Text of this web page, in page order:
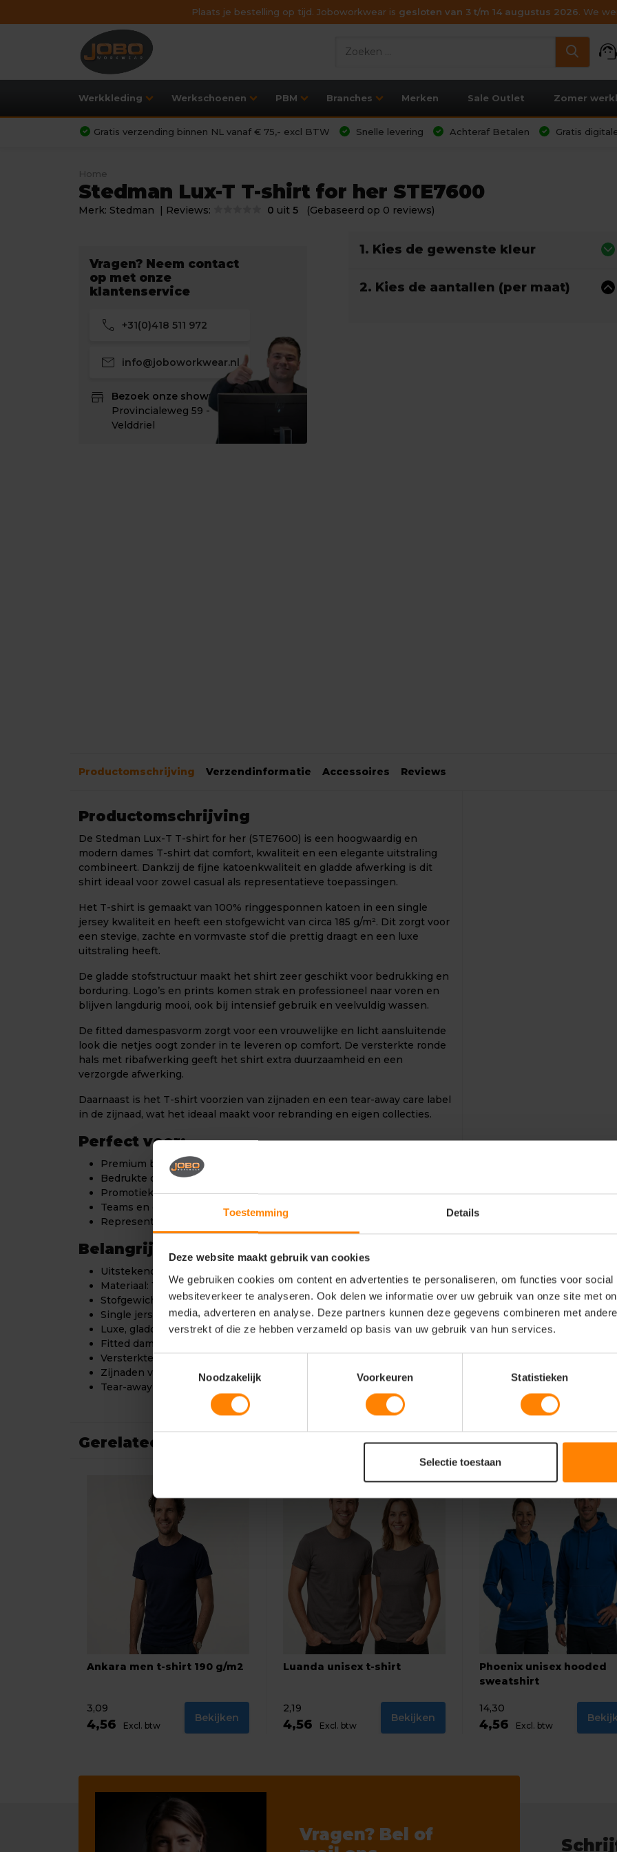
Toestemming Details
Deze website maakt gebruik van cookies
We gebruiken cookies om content en advertenties te personaliseren, om functies voor
websiteverkeer te analyseren. Ook delen we informatie over uw gebruik van onze site met
media, adverteren en analyse. Deze partners kunnen deze gegevens combineren met
verstrekt of die ze hebben verzameld op basis van uw gebruik van hun services.
Toestemmingsselectie
Noodzakelijk
Voorkeuren Statistieken
Selectie toestaan
Plaats je bestelling op tijd. Joboworkwear is gesloten van 3 t/m 14 augustus 2026. We
Werkkleding Werkschoenen PBM Branches Merken Sale Outlet Zomer
Gratis verzending binnen NL vanaf € 75,- excl BTW Snelle levering Achteraf Betalen Gratis
Home
Stedman Lux-T T-shirt for her STE7600
Merk: Stedman | Reviews: 0 uit 5 (Gebaseerd op 0 reviews)
Vragen? Neem contact
op met onze
klantenservice
call +31(0)418 511 972
mail info@joboworkwear.nl
store
Bezoek onze showroom:
Provincialeweg 59 -
Velddriel
1. Kies de gewenste kleur
2. Kies de aantallen (per maat)
Productomschrijving Verzendinformatie Accessoires Reviews
Productomschrijving
De Stedman Lux-T T-shirt for her (STE7600) is een hoogwaardig en
modern dames T-shirt dat comfort, kwaliteit en een elegante uitstraling
combineert. Dankzij de fijne katoenkwaliteit en gladde afwerking is dit
shirt ideaal voor zowel casual als representatieve toepassingen.
Het T-shirt is gemaakt van 100% ringgesponnen katoen in een single
jersey kwaliteit en heeft een stofgewicht van circa 185 g/m². Dit zorgt voor
een stevige, zachte en vormvaste stof die prettig draagt en een luxe
uitstraling heeft.
De gladde stofstructuur maakt het shirt zeer geschikt voor bedrukking en
borduring. Logo’s en prints komen strak en professioneel naar voren en
blijven langdurig mooi, ook bij intensief gebruik en veelvuldig wassen.
De fitted damespasvorm zorgt voor een vrouwelijke en licht aansluitende
look die netjes oogt zonder in te leveren op comfort. De versterkte ronde
hals met ribafwerking geeft het shirt extra duurzaamheid en een
verzorgde afwerking.
Daarnaast is het T-shirt voorzien van zijnaden en een tear-away care label
in de zijnaad, wat het ideaal maakt voor rebranding en eigen collecties.
Perfect voor:
Premium bedrijfskleding met logo
Bedrukte of geborduurde T-shirts
Promotiekleding en merchandise
Teams en evenementen
Representatieve en stijlvolle werkkleding
Belangrijkste kenmerken:
Uitstekend geschikt voor bedrukken en borduren
Materiaal: 100% ringgesponnen katoen
Stofgewicht: ca. 185 g/m²
Single jersey kwaliteit
Luxe, gladde afwerking
Fitted damespasvorm
Versterkte ronde hals met rib
Zijnaden voor betere pasvorm
Tear-away care label (ideaal voor rebranding)
Gerelateerde producten
Ankara men t-shirt 190 g/m2
3,09
4,56 Excl. btw
Bekijken
Luanda unisex t-shirt
2,19
4,56 Excl. btw
Bekijken
Phoenix unisex hooded
sweatshirt
14,30
4,56 Excl. btw
Vragen? Bel of